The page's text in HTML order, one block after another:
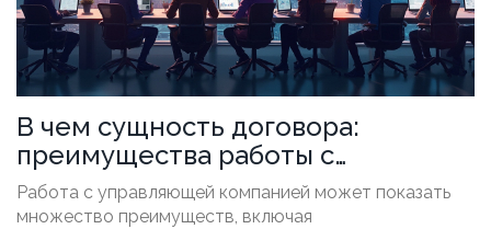
В чем сущность договора:
преимущества работы с
управляющей компанией
Работа с управляющей компанией может показать
множество преимуществ, включая